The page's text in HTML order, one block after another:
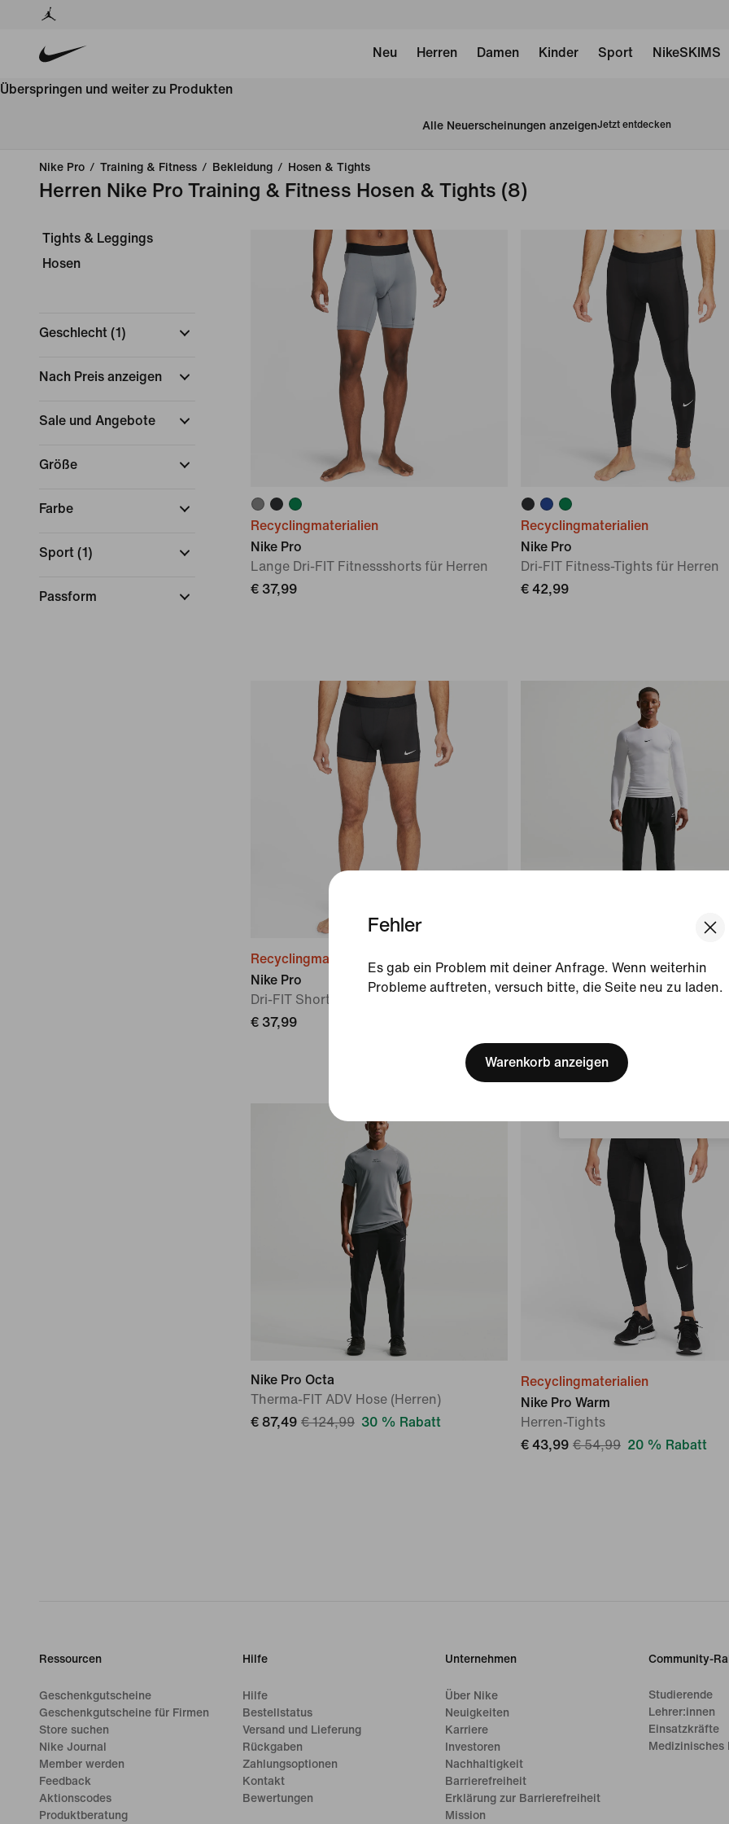
We think you are in
Update your location?
Fehler
Es gab ein Problem mit deiner Anfrage. Wenn weiterhin
Probleme auftreten, versuch bitte, die Seite neu zu laden.
Warenkorb anzeigen
Neu Herren Damen Kinder Sport NikeSKIMS
Überspringen und weiter zu Produkten
Alle Neuerscheinungen anzeigenJetzt entdecken
Nike Pro / Training & Fitness / Bekleidung / Hosen & Tights
Herren Nike Pro Training & Fitness Hosen & Tights (8)
Tights & Leggings
Hosen
Geschlecht (1)
Nach Preis anzeigen
Sale und Angebote
Größe
Farbe
Sport (1)
Passform
Recyclingmaterialien
Nike Pro
Lange Dri-FIT Fitnessshorts für Herren
€ 37,99
Recyclingmaterialien
Nike Pro
Dri-FIT Fitness-Tights für Herren
€ 42,99
Recyclingmaterialien
Nike Pro
Dri-FIT Shorts mit Slip für Herren
€ 37,99
Recyclingmaterialien
Nike Pro Training
€ 84,99
Nike Pro Octa
Therma-FIT ADV Hose (Herren)
€ 87,49 € 124,99 30 % Rabatt
Recyclingmaterialien
Nike Pro Warm
Herren-Tights
€ 43,99 € 54,99 20 % Rabatt
Ressourcen
Geschenkgutscheine
Geschenkgutscheine für Firmen
Store suchen
Nike Journal
Member werden
Feedback
Aktionscodes
Produktberatung
Hilfe
Hilfe
Bestellstatus
Versand und Lieferung
Rückgaben
Zahlungsoptionen
Kontakt
Bewertungen
Unternehmen
Über Nike
Neuigkeiten
Karriere
Investoren
Nachhaltigkeit
Barrierefreiheit
Erklärung zur Barrierefreiheit
Mission
Community-
Studierende
Lehrer:innen
Einsatzkräfte
Medizinisches